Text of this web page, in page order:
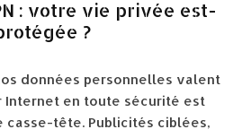
: votre vie privée est-
?
données personnelles valent
Internet en toute sécurité est
casse-tête. Publicités ciblées,